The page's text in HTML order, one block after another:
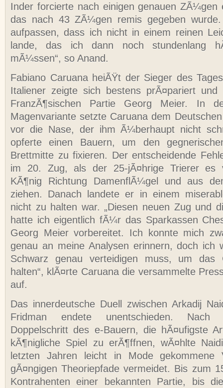
Inder forcierte nach einigen genauen ZÃ¼gen
das nach 43 ZÃ¼gen remis gegeben
aufpassen, dass ich nicht in einem reinen
lande, das ich dann noch stundenlang
mÃ¼ssen“, so Anand.
Fabiano Caruana heiÃŸt der Sieger des
Italiener zeigte sich bestens prÃ¤pariert
FranzÃ¶sischen Partie Georg Meier. In
Magenvariante setzte Caruana dem
vor die Nase, der ihm Ã¼berhaupt nicht
opferte einen Bauern, um den
Brettmitte zu fixieren. Der entscheidende
im 20. Zug, als der 25-jÃ¤hrige Trierer es
KÃ¶nig Richtung DamenflÃ¼gel und aus
ziehen. Danach landete er in einem
nicht zu halten war. „Diesen neuen Zug und
hatte ich eigentlich fÃ¼r das Sparkassen
Georg Meier vorbereitet. Ich konnte mich
genau an meine Analysen erinnern, doch ich
Schwarz genau verteidigen muss, um das
halten“, klÃ¤rte Caruana die versammelte
auf.
Das innerdeutsche Duell zwischen Arkadij
Fridman endete unentschieden. Nach
Doppelschritt des e-Bauern, die hÃ¤ufigste
kÃ¶nigliche Spiel zu erÃ¶ffnen, wÃ¤hlte
letzten Jahren leicht in Mode gekommene
gÃ¤ngigen Theoriepfade vermeidet. Bis zum
Kontrahenten einer bekannten Partie, bis